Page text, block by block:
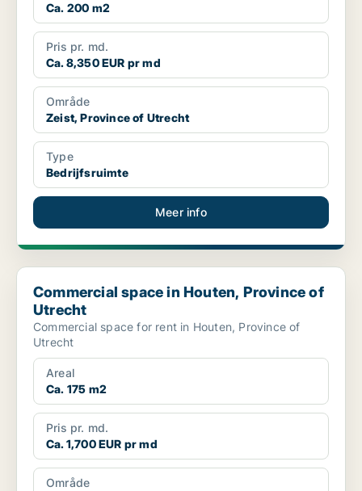
Ca. 200 m2
Pris pr. md.
Ca. 8,350 EUR pr md
Område
Zeist, Province of Utrecht
Type
Bedrijfsruimte
Meer info
Commercial space in Houten, Province of Utrecht
Commercial space in Houten, Province of
Utrecht
Commercial space for rent in Houten, Province of
Utrecht
Areal
Ca. 175 m2
Pris pr. md.
Ca. 1,700 EUR pr md
Område